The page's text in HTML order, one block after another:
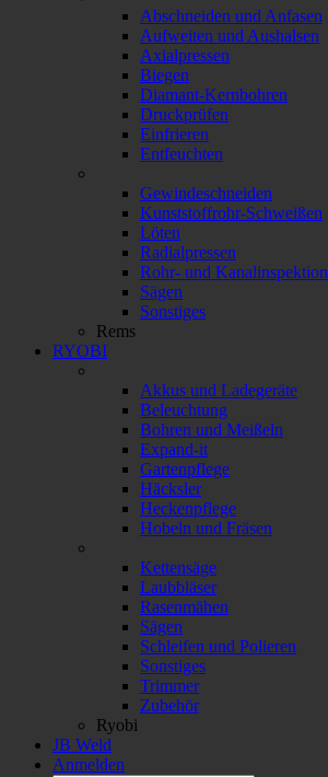
Abschneiden und Anfasen
Aufweiten und Aushalsen
Axialpressen
Biegen
Diamant-Kernbohren
Druckprüfen
Einfrieren
Entfeuchten
Gewindeschneiden
Kunststoffrohr-Schweißen
Löten
Radialpressen
Rohr- und Kanalinspektion
Sägen
Sonstiges
Rems
RYOBI
Akkus und Ladegeräte
Beleuchtung
Bohren und Meißeln
Expand-it
Gartenpflege
Häcksler
Heckenpflege
Hobeln und Fräsen
Kettensäge
Laubbläser
Rasenmähen
Sägen
Schleifen und Polieren
Sonstiges
Trimmer
Zubehör
Ryobi
JB Weld
Anmelden